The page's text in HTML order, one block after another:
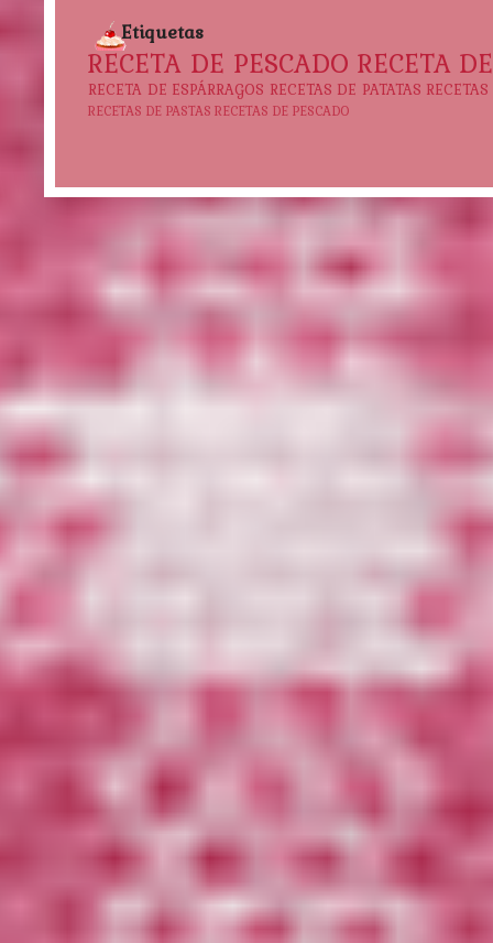
Etiquetas
RECETA DE PESCADO RECETA
RECETA DE ESPÁRRAGOS RECETAS DE PATATAS
RECETAS DE PASTAS RECETAS DE PESCADO